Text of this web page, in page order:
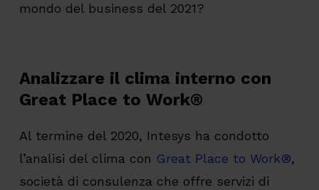
mondo del business del 2021?
Analizzare il clima interno con
Great Place to Work®
Al termine del 2020, Intesys ha condotto
l’analisi del clima con Great Place to Work®,
società di consulenza che offre servizi di